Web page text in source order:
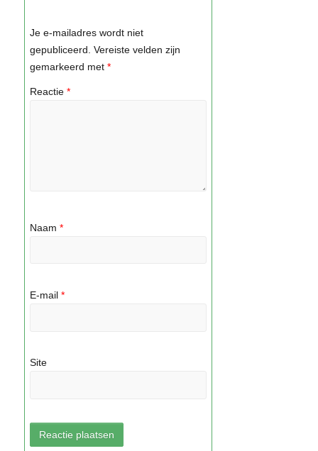
Je e-mailadres wordt niet
gepubliceerd. Vereiste velden zijn
gemarkeerd met *
Reactie *
Naam *
E-mail *
Site